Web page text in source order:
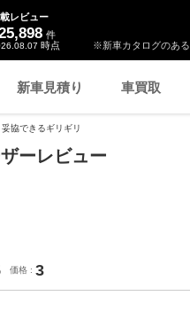
※新車カタログのある
レビュー
件
時点
新車見積り 車買取
妥協できるギリギリ
ーレビュー
価格 3